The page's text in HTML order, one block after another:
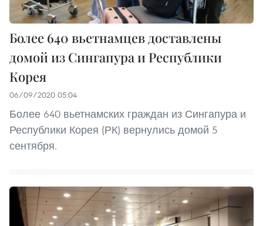
Более 640 вьетнамцев доставлены
домой из Сингапура и Республики
Корея
06/09/2020 05:04
Более 640 вьетнамских граждан из Сингапура и
Республики Корея (РК) вернулись домой 5
сентября.